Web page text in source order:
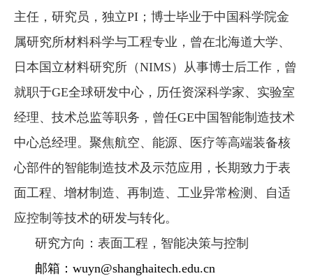
主任，研究员，独立PI；博士毕业于中国科学院金
属研究所材料科学与工程专业，曾在北海道大学、
日本国立材料研究所（NIMS）从事博士后工作，曾
就职于GE全球研发中心，历任资深科学家、实验室
经理、技术总监等职务，曾任GE中国智能制造技术
中心总经理。聚焦航空、能源、医疗等高端装备核
心部件的智能制造技术及示范应用，长期致力于表
面工程、增材制造、再制造、工业异常检测、自适
应控制等技术的研发与转化。
研究方向 ： 表面工程，智能决策与控制
邮箱： wuyn@shanghaitech.edu.cn